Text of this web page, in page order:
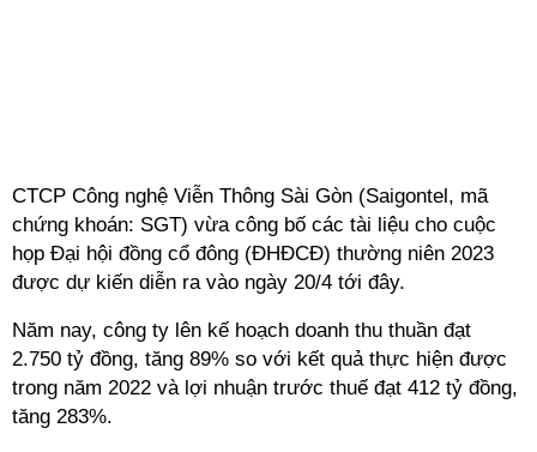
CTCP Công nghệ Viễn Thông Sài Gòn (Saigontel, mã
chứng khoán: SGT) vừa công bố các tài liệu cho cuộc
họp Đại hội đồng cổ đông (ĐHĐCĐ) thường niên 2023
được dự kiến diễn ra vào ngày 20/4 tới đây.
Năm nay, công ty lên kế hoạch doanh thu thuần đạt
2.750 tỷ đồng, tăng 89% so với kết quả thực hiện được
trong năm 2022 và lợi nhuận trước thuế đạt 412 tỷ đồng,
tăng 283%.